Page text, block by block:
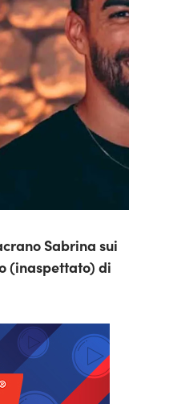
Sabrina sui
(inaspettato) di